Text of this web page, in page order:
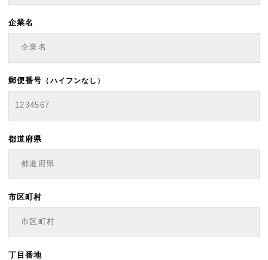
企業名
郵便番号 （ハイフンなし）
都道府県
市区町村
丁目番地